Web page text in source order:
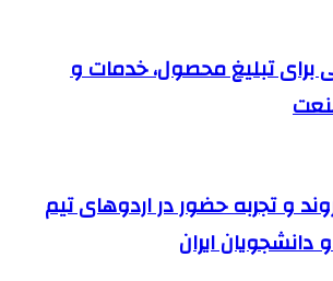
تبلیغ محصول، خدمات و
و تجربه حضور در اردوهای تیم
دانشجویان ایران